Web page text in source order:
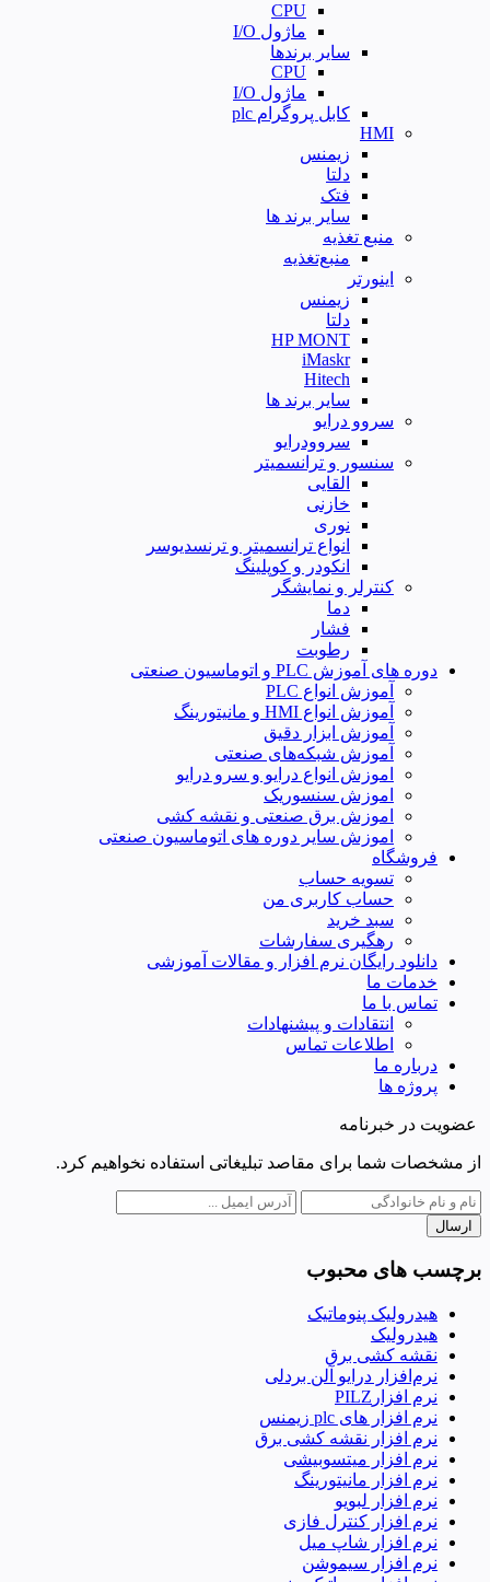
CPU
ماژول I/O
سایر برندها
CPU
ماژول I/O
کابل پروگرام plc
HMI
زیمنس
دلتا
فتک
سایر برند ها
منبع تغذیه
منبع‌تغذیه
اینورتر
زیمنس
دلتا
HP MONT
iMaskr
Hitech
سایر برند ها
سروو درایو
سروودرایو
سنسور و ترانسمیتر
القایی
خازنی
نوری
انواع ترانسمیتر و ترنسدیوسر
انکودر و کوپلینگ
کنترلر و نمایشگر
دما
فشار
رطوبت
دوره های آموزش PLC و اتوماسیون صنعتی
آموزش انواع PLC
آموزش انواع HMI و مانیتورینگ
آموزش ابزار دقیق
آموزش شبکه‌های صنعتی
اموزش انواع درایو و سرو درایو
اموزش سنسوریک
اموزش برق صنعتی و نقشه کشی
اموزش سایر دوره های اتوماسیون صنعتی
فروشگاه
تسویه حساب
حساب کاربری من
سبد خرید
رهگیری سفارشات
دانلود رایگان نرم افزار و مقالات آموزشی
خدمات ما
تماس با ما
انتقادات و پیشنهادات
اطلاعات تماس
درباره ما
پروژه ها
عضویت در خبرنامه
از مشخصات شما برای مقاصد تبلیغاتی استفاده نخواهیم کرد.
ارسال
برچسب های محبوب
هیدرولیک پنوماتیک
هیدرولیک
نقشه کشی برق
نرم‌افزار درایو آلن بردلی
نرم افزارPILZ
نرم افزار های plc زیمنس
نرم افزار نقشه کشی برق
نرم افزار میتسوبیشی
نرم افزار مانیتورینگ
نرم افزار لبویو
نرم افزار کنترل فازی
نرم افزار شاپ میل
نرم افزار سیموشن